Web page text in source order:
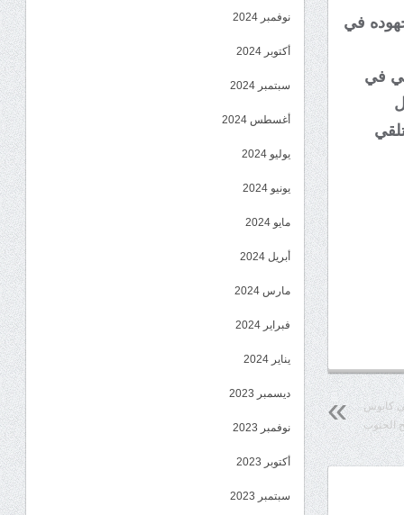
في
في
مايو إلى كابوس
الجنوب
نوفمبر 2024
أكتوبر 2024
سبتمبر 2024
أغسطس 2024
يوليو 2024
يونيو 2024
مايو 2024
أبريل 2024
مارس 2024
فبراير 2024
يناير 2024
ديسمبر 2023
نوفمبر 2023
أكتوبر 2023
سبتمبر 2023